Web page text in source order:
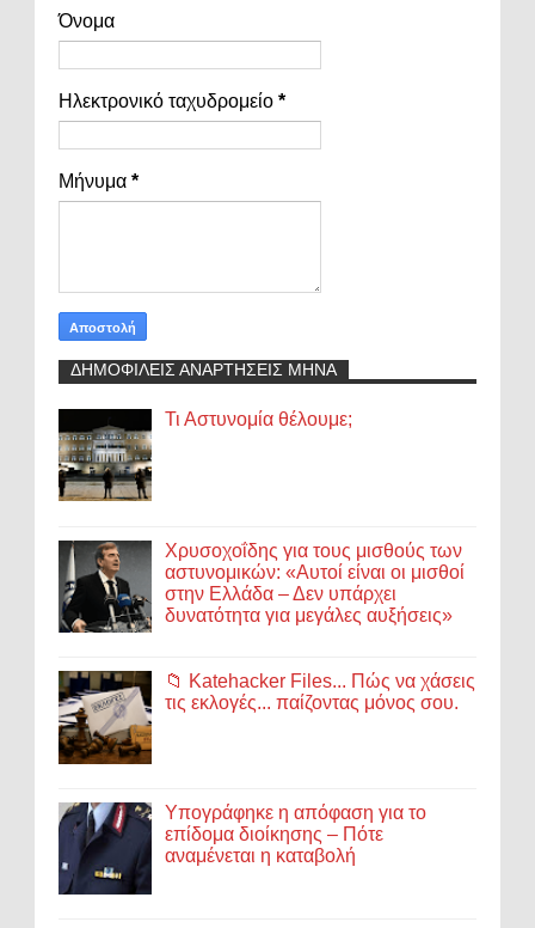
Όνομα
Ηλεκτρονικό ταχυδρομείο *
Μήνυμα *
ΔΗΜΟΦΙΛΕΙΣ ΑΝΑΡΤΗΣΕΙΣ ΜΗΝΑ
Τι Αστυνομία θέλουμε;
Χρυσοχοΐδης για τους μισθούς των
αστυνομικών: «Αυτοί είναι οι μισθοί
στην Ελλάδα – Δεν υπάρχει
δυνατότητα για μεγάλες αυξήσεις»
📁 Katehacker Files... Πώς να χάσεις
τις εκλογές... παίζοντας μόνος σου.
Υπογράφηκε η απόφαση για το
επίδομα διοίκησης – Πότε
αναμένεται η καταβολή